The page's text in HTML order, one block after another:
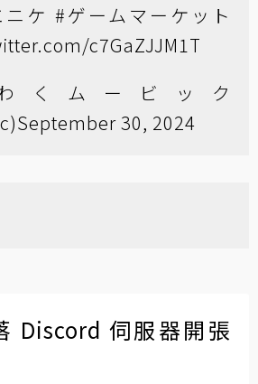
ケ #ゲームマーケット
c7GaZJJM1T
くムービック
September 30, 2024
Discord 伺服器開張